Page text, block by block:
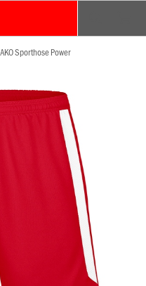
Sporthose Power